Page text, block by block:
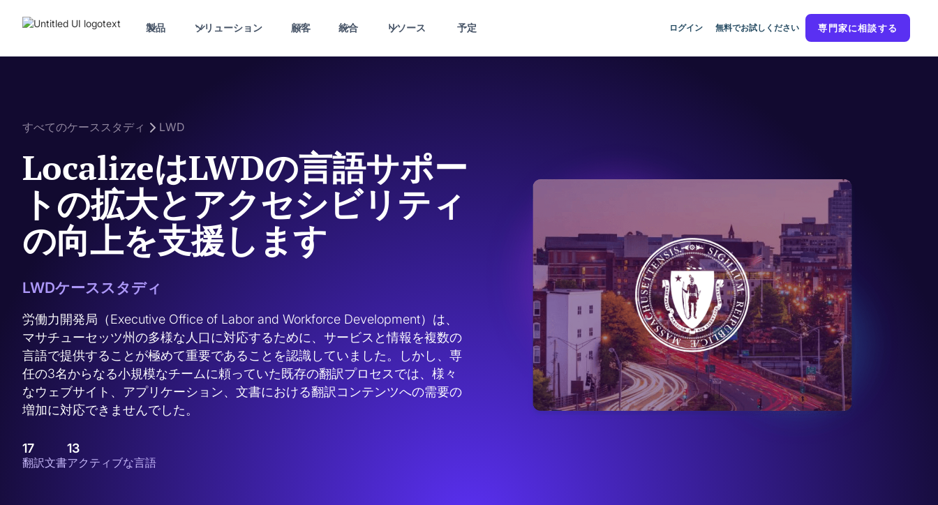
製品 ソリューション 顧客 統合 リソース 予定 ログイン 無料でお試しください 専門家に相談する
すべてのケーススタディ LWD
LocalizeはLWDの言語サポー
トの拡大とアクセシビリティ
の向上を支援します
LWDケーススタディ
労働力開発局（Executive Office of Labor and Workforce Development）は、
マサチューセッツ州の多様な人口に対応するために、サービスと情報を複数の
言語で提供することが極めて重要であることを認識していました。しかし、専
任の3名からなる小規模なチームに頼っていた既存の翻訳プロセスでは、様々
なウェブサイト、アプリケーション、文書における翻訳コンテンツへの需要の
増加に対応できませんでした。
17
翻訳文書
13
アクティブな言語